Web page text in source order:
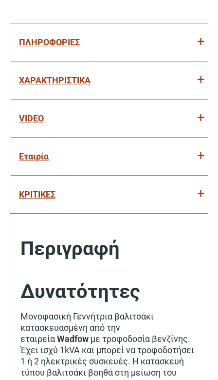
ΠΛΗΡΟΦΟΡΙΕΣ
ΧΑΡΑΚΤΗΡΙΣΤΙΚΑ
VIDEO
Εταιρία
ΚΡΙΤΙΚΕΣ
Περιγραφή
Δυνατότητες
Μονοφασική Γεννήτρια βαλιτσάκι
κατασκευασμένη από την
εταιρείαWadfow με τροφοδοσία βενζίνης.
Έχει ισχύ 1kVA και μπορεί να τροφοδοτήσει
1 ή 2 ηλεκτρικές συσκευές. Η κατασκευή
τύπου βαλιτσάκι βοηθά στη μείωση του